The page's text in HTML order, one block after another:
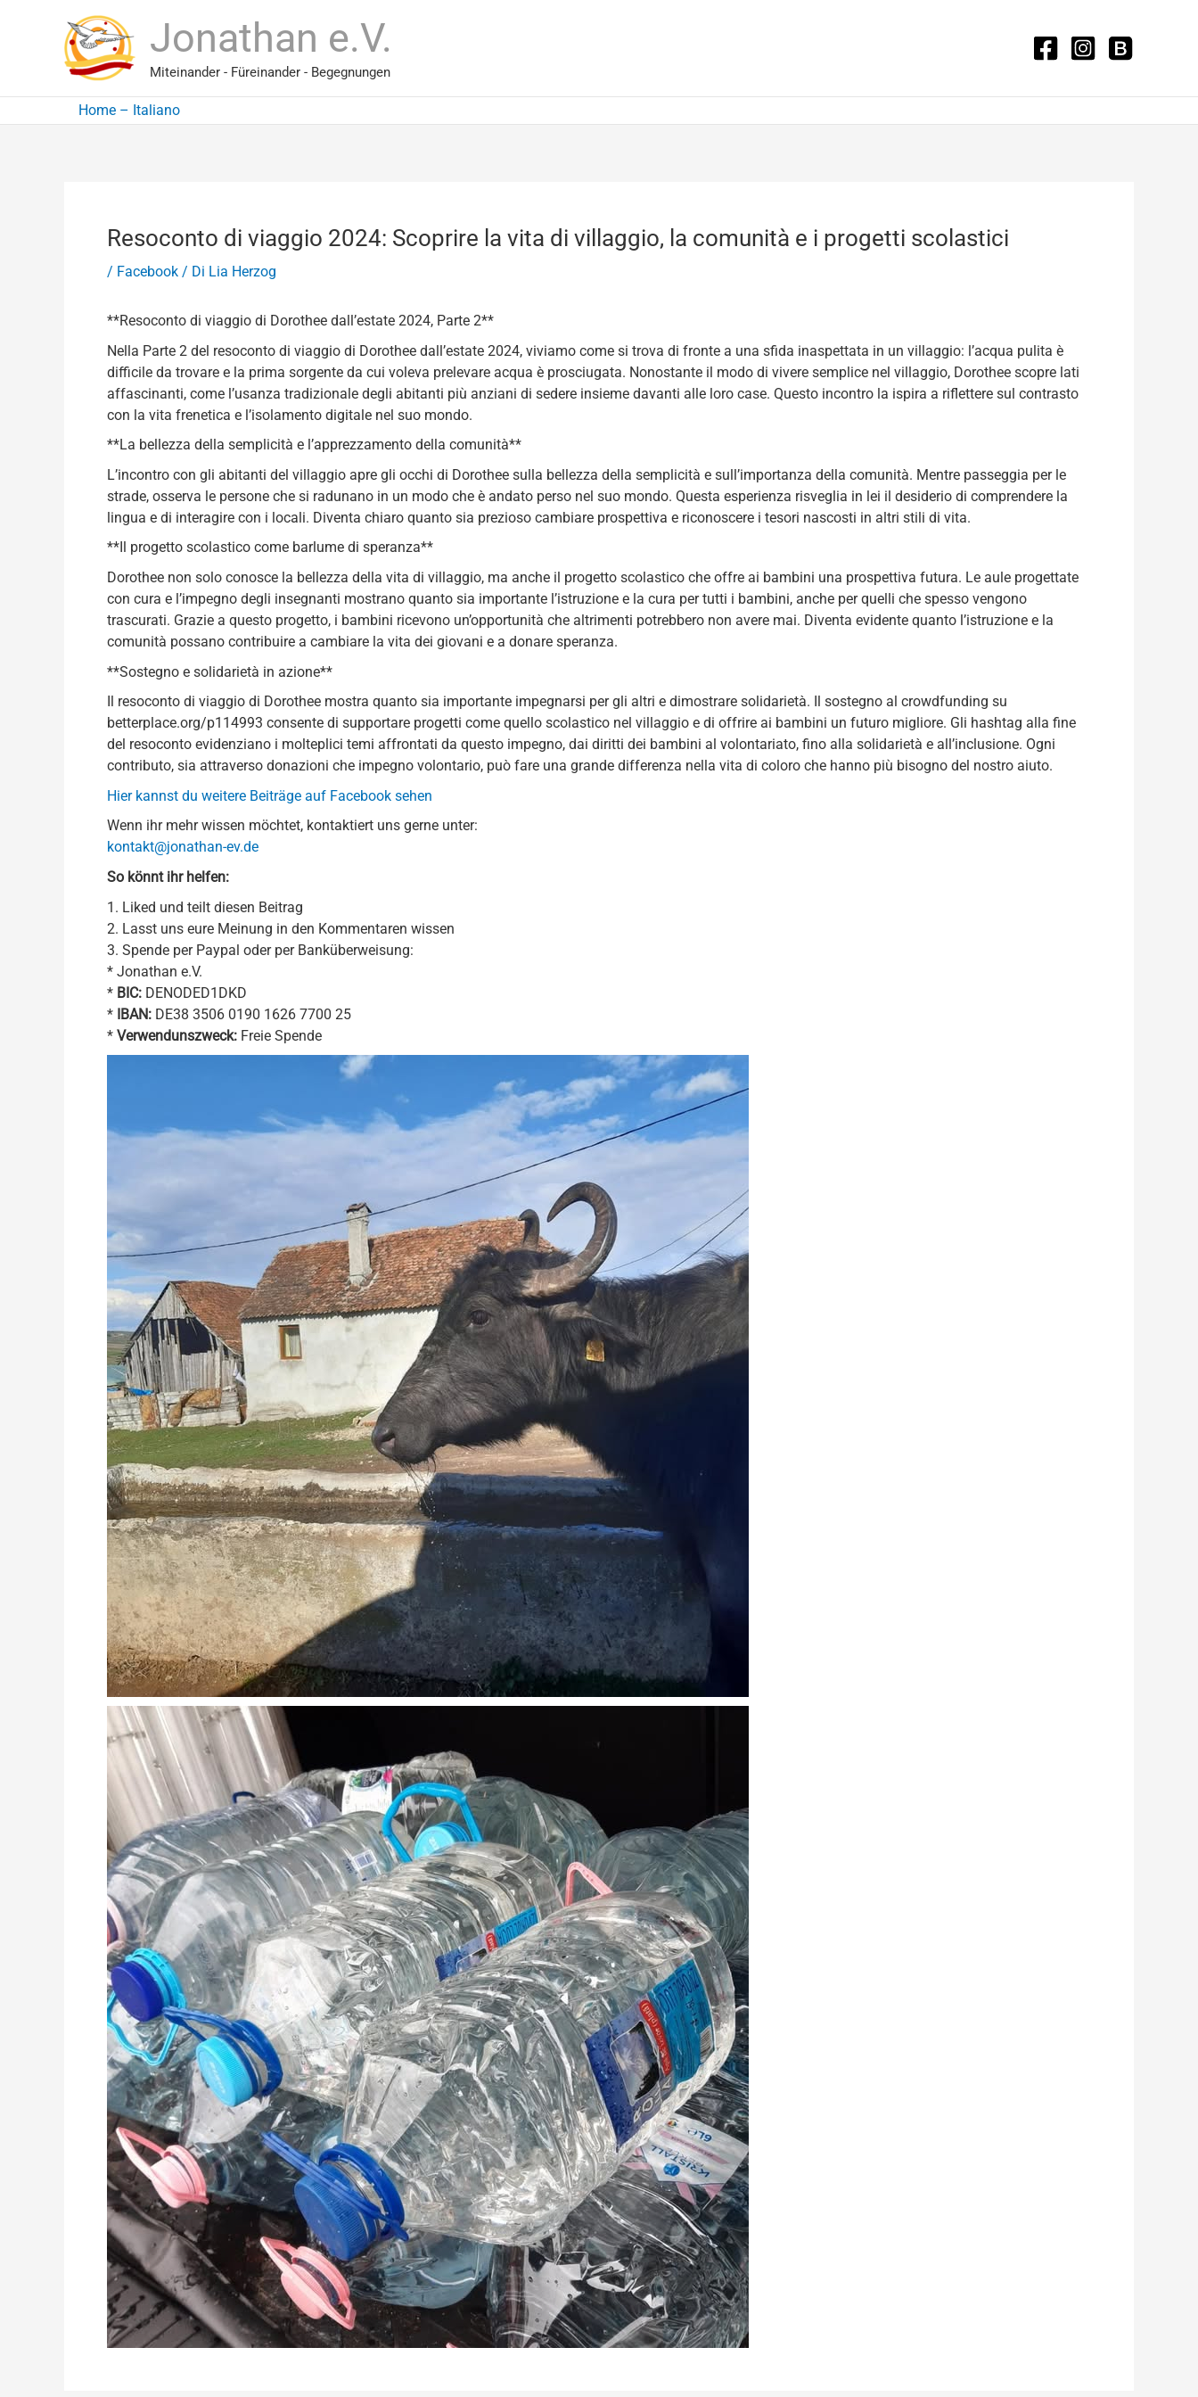
Jonathan e.V.
Miteinander - Füreinander - Begegnungen
Home – Italiano
Resoconto di viaggio 2024: Scoprire la vita di villaggio, la comunità e i progetti scolastici
/ Facebook / Di Lia Herzog
**Resoconto di viaggio di Dorothee dall’estate 2024, Parte 2**
Nella Parte 2 del resoconto di viaggio di Dorothee dall’estate 2024, viviamo come si trova di fronte a una sfida inaspettata in un villaggio: l’acqua pulita è
difficile da trovare e la prima sorgente da cui voleva prelevare acqua è prosciugata. Nonostante il modo di vivere semplice nel villaggio, Dorothee scopre lati
affascinanti, come l’usanza tradizionale degli abitanti più anziani di sedere insieme davanti alle loro case. Questo incontro la ispira a riflettere sul contrasto
con la vita frenetica e l’isolamento digitale nel suo mondo.
**La bellezza della semplicità e l’apprezzamento della comunità**
L’incontro con gli abitanti del villaggio apre gli occhi di Dorothee sulla bellezza della semplicità e sull’importanza della comunità. Mentre passeggia per le
strade, osserva le persone che si radunano in un modo che è andato perso nel suo mondo. Questa esperienza risveglia in lei il desiderio di comprendere la
lingua e di interagire con i locali. Diventa chiaro quanto sia prezioso cambiare prospettiva e riconoscere i tesori nascosti in altri stili di vita.
**Il progetto scolastico come barlume di speranza**
Dorothee non solo conosce la bellezza della vita di villaggio, ma anche il progetto scolastico che offre ai bambini una prospettiva futura. Le aule progettate
con cura e l’impegno degli insegnanti mostrano quanto sia importante l’istruzione e la cura per tutti i bambini, anche per quelli che spesso vengono
trascurati. Grazie a questo progetto, i bambini ricevono un’opportunità che altrimenti potrebbero non avere mai. Diventa evidente quanto l’istruzione e la
comunità possano contribuire a cambiare la vita dei giovani e a donare speranza.
**Sostegno e solidarietà in azione**
Il resoconto di viaggio di Dorothee mostra quanto sia importante impegnarsi per gli altri e dimostrare solidarietà. Il sostegno al crowdfunding su
betterplace.org/p114993 consente di supportare progetti come quello scolastico nel villaggio e di offrire ai bambini un futuro migliore. Gli hashtag alla fine
del resoconto evidenziano i molteplici temi affrontati da questo impegno, dai diritti dei bambini al volontariato, fino alla solidarietà e all’inclusione. Ogni
contributo, sia attraverso donazioni che impegno volontario, può fare una grande differenza nella vita di coloro che hanno più bisogno del nostro aiuto.
Hier kannst du weitere Beiträge auf Facebook sehen
Wenn ihr mehr wissen möchtet, kontaktiert uns gerne unter:
kontakt@jonathan-ev.de
So könnt ihr helfen:
1. Liked und teilt diesen Beitrag
2. Lasst uns eure Meinung in den Kommentaren wissen
3. Spende per Paypal oder per Banküberweisung:
* Jonathan e.V.
* BIC: DENODED1DKD
* IBAN: DE38 3506 0190 1626 7700 25
* Verwendunszweck: Freie Spende